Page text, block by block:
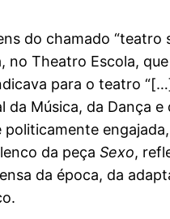
do chamado “teatro
Theatro Escola,
para o teatro
Música, da Dança
da peça Sexo,
da época, da